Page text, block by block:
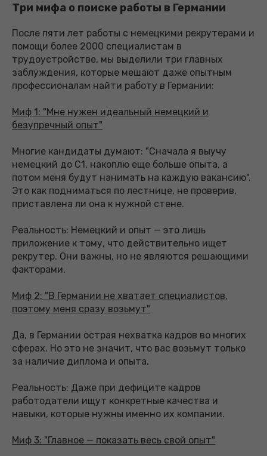
Три мифа о поиске работы в Германии
После пяти лет работы с немецкими рекрутерами и
помощи более 2000 специалистам в
трудоустройстве, мы выделили три главных
заблуждения, которые мешают даже опытным
профессионалам найти работу в Германии:
Миф 1: "Мне нужен идеальный немецкий и
безупречный опыт"
Многие кандидаты думают: "Сначала я выучу
немецкий до C1, накоплю еще больше опыта, а
потом меня будут нанимать на каждую вакансию".
Это как подниматься по лестнице, не проверив,
приставлена ли она к нужной стене.
Реальность: Немецкий и опыт — это лишь
приложение к тому, что действительно ищет
рекрутер. Они важны, но не являются решающими
факторами.
Миф 2: "В Германии не хватает специалистов,
поэтому меня сразу возьмут"
Да, в Германии острая нехватка кадров во многих
сферах. Но это не значит, что вас возьмут только
за наличие диплома и опыта.
Реальность: Даже при дефиците кадров
работодатели ищут конкретные качества и
навыки, которые нужны именно их компании.
Миф 3: "Главное — показать весь свой опыт"